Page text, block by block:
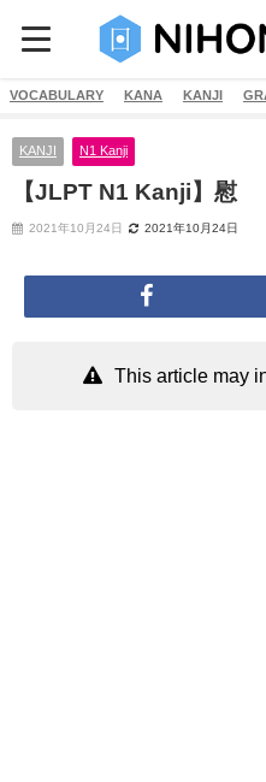
VOCABULARY KANA KANJI
KANJI N1 Kanji
【JLPT N1 Kanji】慰
2021年10月24日 2021年10月24日
This article may